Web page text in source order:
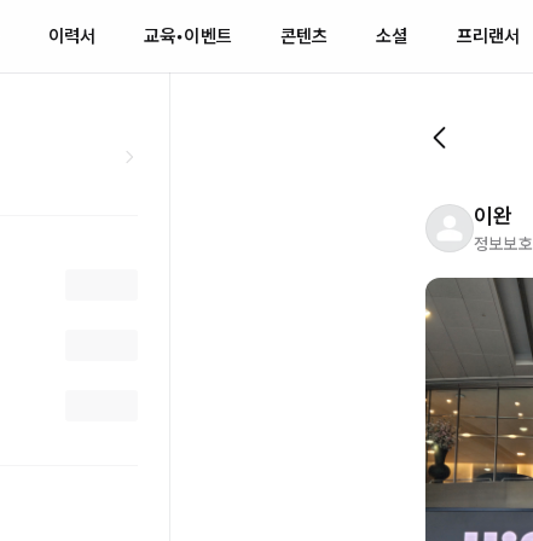
이력서 교육•이벤트 콘텐츠 소셜 프리랜서
이완
정보보